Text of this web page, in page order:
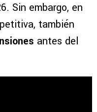
Sin embargo, en
también
antes del